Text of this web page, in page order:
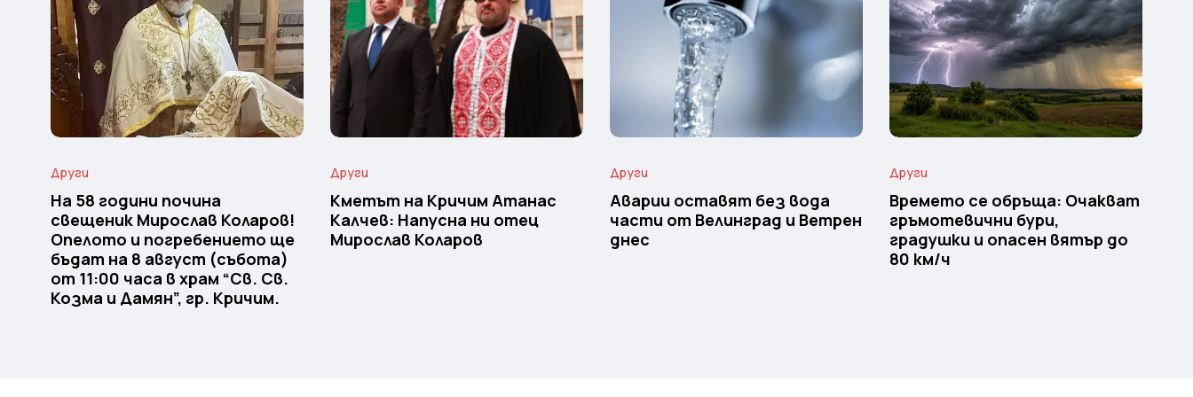
Други
На 58 години почина
свещеник Мирослав Коларов!
Опелото и погребението ще
бъдат на 8 август (събота)
от 11:00 часа в храм “Св. Св.
Козма и Дамян”, гр. Кричим.
Други
Кметът на Кричим Атанас
Калчев: Напусна ни отец
Мирослав Коларов
Други
Аварии оставят без вода
части от Велинград и Ветрен
днес
Други
Времето се обръща: Очакват
гръмотевични бури,
градушки и опасен вятър до
80 км/ч